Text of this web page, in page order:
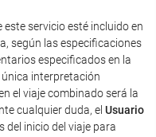
servicio esté incluido en
según las especificaciones
especificados en la
única interpretación
el viaje combinado será la
cualquier duda, el Usuario
del inicio del viaje para